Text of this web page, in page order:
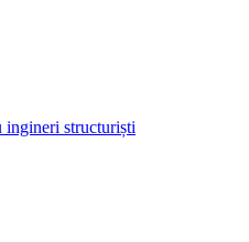
ingineri structuriști